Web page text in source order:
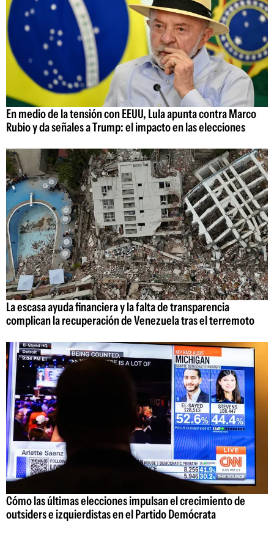
En medio de la tensión con EEUU, Lula apunta contra Marco
Rubio y da señales a Trump: el impacto en las elecciones
La escasa ayuda financiera y la falta de transparencia
complican la recuperación de Venezuela tras el terremoto
Cómo las últimas elecciones impulsan el crecimiento de
outsiders e izquierdistas en el Partido Demócrata